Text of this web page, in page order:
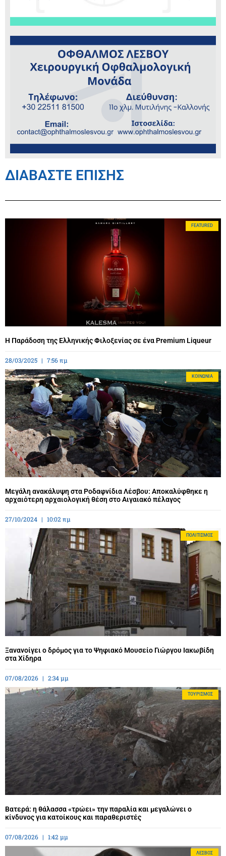
ΔΙΑΒΑΣΤΕ ΕΠΙΣΗΣ
FEATURED
Η Παράδοση της Ελληνικής Φιλοξενίας σε ένα Premium Liqueur
28/03/2025 7:56 πμ
ΚΟΙΝΩΝΊΑ
Μεγάλη ανακάλυψη στα Ροδαφνίδια Λέσβου: Αποκαλύφθηκε η
αρχαιότερη αρχαιολογική θέση στο Αιγαιακό πέλαγος
27/10/2024 10:02 πμ
ΠΟΛΙΤΙΣΜΌΣ
Ξανανοίγει ο δρόμος για το Ψηφιακό Μουσείο Γιώργου Ιακωβίδη
στα Χίδηρα
07/08/2026 2:34 μμ
ΤΟΥΡΙΣΜΌΣ
Βατερά: η θάλασσα «τρώει» την παραλία και μεγαλώνει ο
κίνδυνος για κατοίκους και παραθεριστές
07/08/2026 1:42 μμ
ΛΈΣΒΟΣ